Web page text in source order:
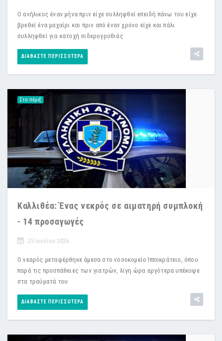
Ο ανήλικος έναν μήνα πριν είχε συλληφθεί επειδή πάνω του είχε
βρεθεί ένα μαχαίρι και πριν από έναν χρόνο είχε και πάλι
συλληφθεί για κατοχή σιδερογροθιάς
ΔΙΑΒΆΣΤΕ ΠΕΡΙΣΣΌΤΕΡΑ
Στα πέριξ
Καλλιθέα: Ένας νεκρός σε αιματηρή συμπλοκή
- 14 προσαγωγές
25 Ιουνίου 2026
Ο νεαρός μεταφέρθηκε άμεσα στο νοσοκομείο Ιπποκράτειο, όπου
παρά τις προσπάθειες των γιατρών, λίγη ώρα αργότερα υπέκυψε
στα τραύματά του
ΔΙΑΒΆΣΤΕ ΠΕΡΙΣΣΌΤΕΡΑ